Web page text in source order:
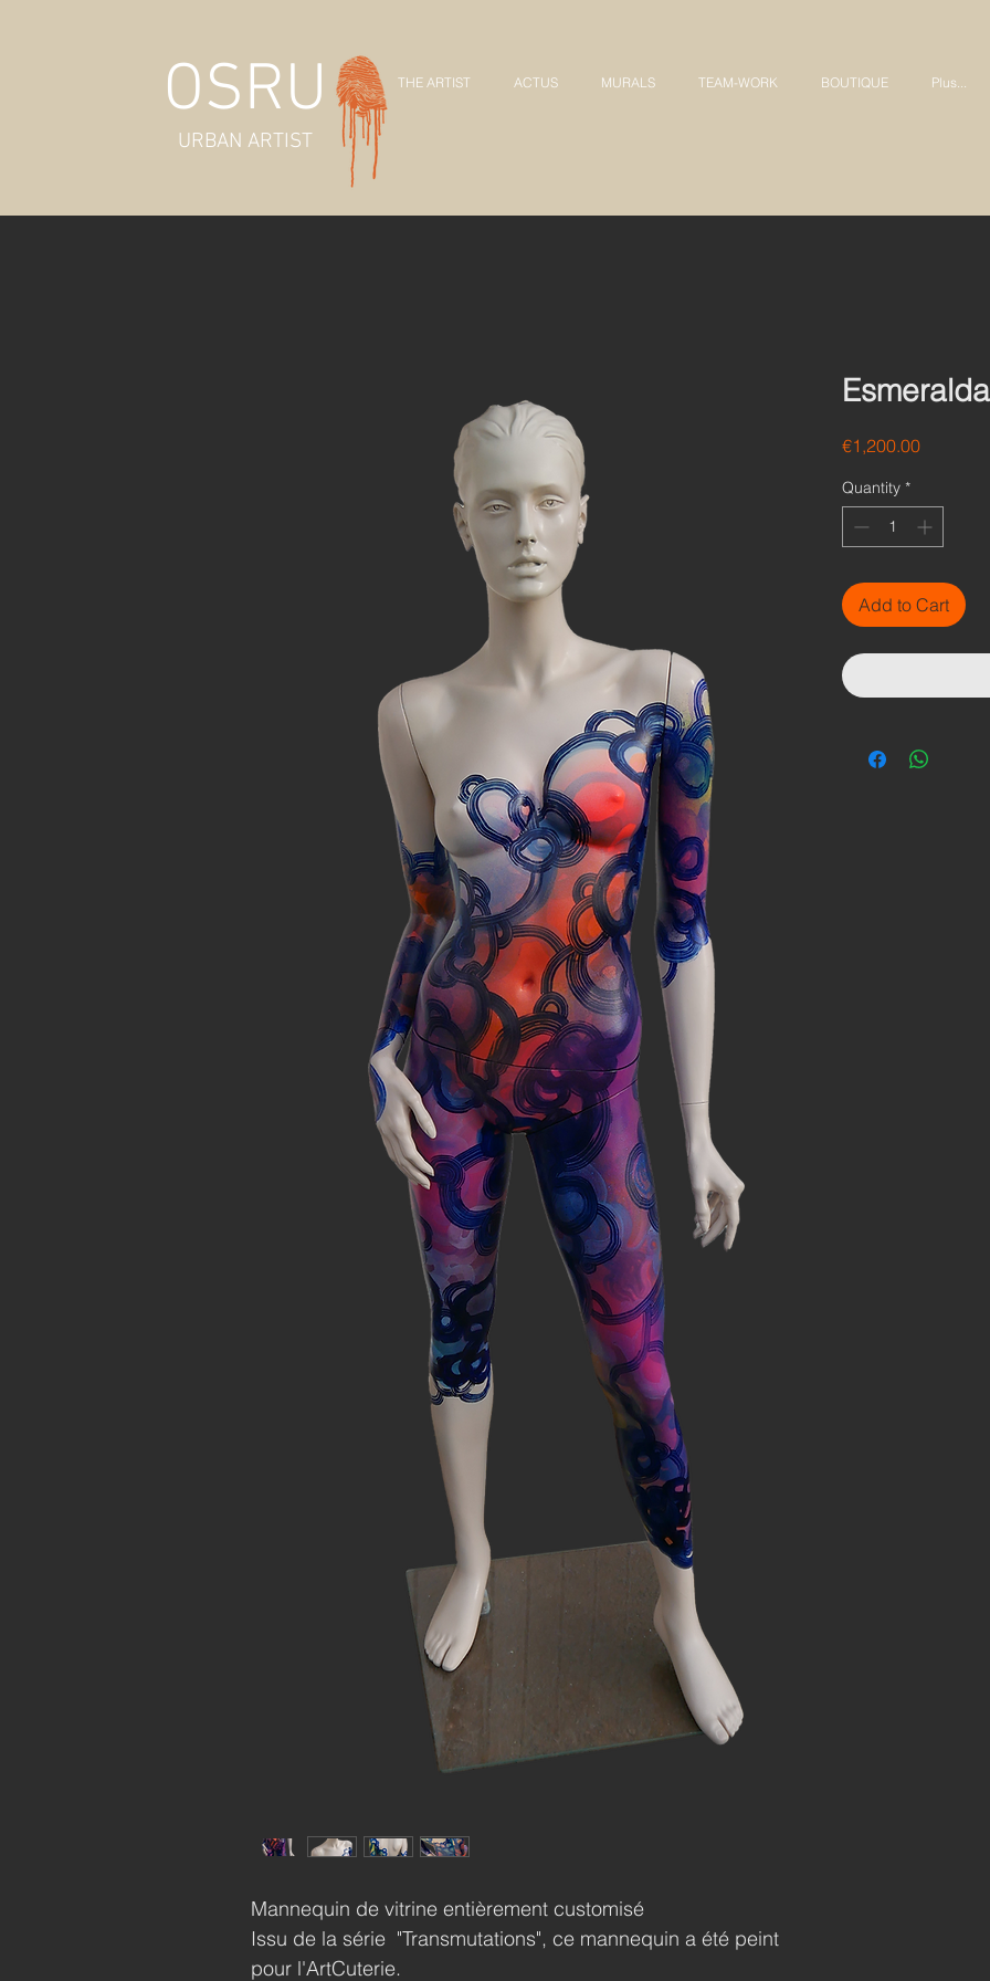
OSRU
URBAN ARTIST
THE ARTIST ACTUS MURALS TEAM-WORK BOUTIQUE Plus...
Mannequin de vitrine entièrement customisé
Issu de la série "Transmutations", ce mannequin a été peint
pour l'ArtCuterie.
Esmeralda
€1,200.00Price
Quantity *
Add to Cart